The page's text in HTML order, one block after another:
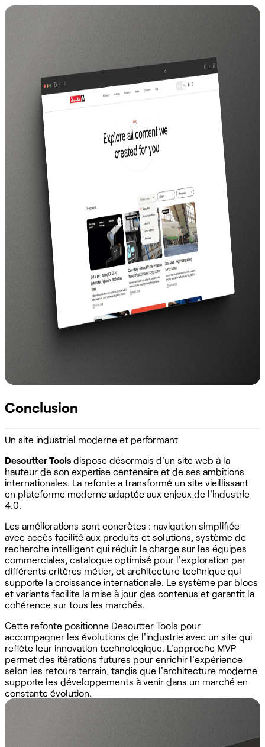
Conclusion
Un site industriel moderne et performant
Desoutter Tools dispose désormais d'un site web à la
hauteur de son expertise centenaire et de ses ambitions
internationales. La refonte a transformé un site vieillissant
en plateforme moderne adaptée aux enjeux de l'industrie
4.0.
Les améliorations sont concrètes : navigation simplifiée
avec accès facilité aux produits et solutions, système de
recherche intelligent qui réduit la charge sur les équipes
commerciales, catalogue optimisé pour l'exploration par
différents critères métier, et architecture technique qui
supporte la croissance internationale. Le système par blocs
et variants facilite la mise à jour des contenus et garantit la
cohérence sur tous les marchés.
Cette refonte positionne Desoutter Tools pour
accompagner les évolutions de l'industrie avec un site qui
reflète leur innovation technologique. L'approche MVP
permet des itérations futures pour enrichir l'expérience
selon les retours terrain, tandis que l'architecture moderne
supporte les développements à venir dans un marché en
constante évolution.